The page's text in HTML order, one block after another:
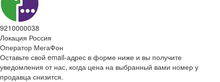
9210000038
Локация Россия
Оператор МегаФон
Оставьте свой email-адрес в форме ниже и вы получите
уведомления от нас, когда цена на выбранный вами номер у
продавца снизится.